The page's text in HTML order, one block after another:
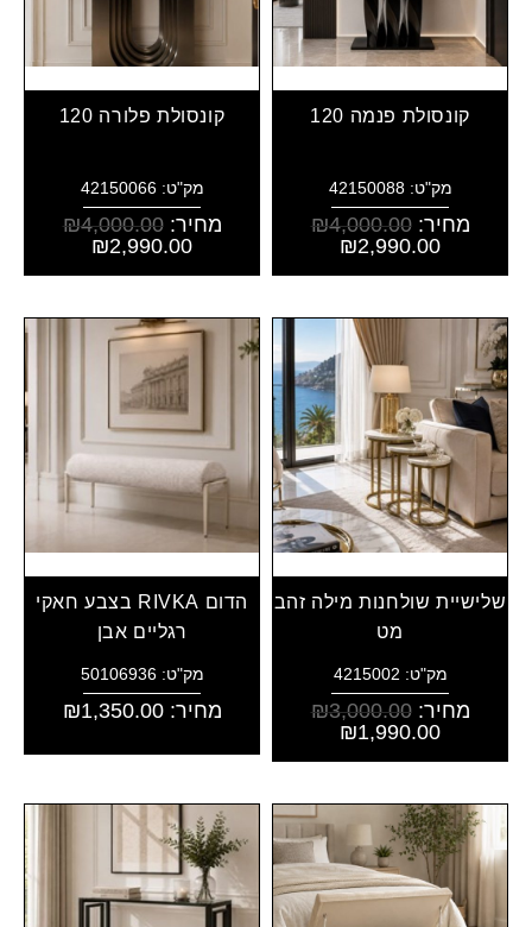
קונסולת פנמה 120
מק"ט: 42150088
מחיר: ₪4,000.00
₪2,990.00
קונסולת פלורה 120
מק"ט: 42150066
מחיר: ₪4,000.00
₪2,990.00
שלישיית שולחנות מילה זהב
מט
מק"ט: 4215002
מחיר: ₪3,000.00
₪1,990.00
הדום RIVKA בצבע חאקי
רגליים אבן
מק"ט: 50106936
מחיר: ₪1,350.00